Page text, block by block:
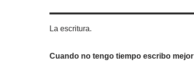
La escritura.
Cuando no tengo tiempo escribo mejor